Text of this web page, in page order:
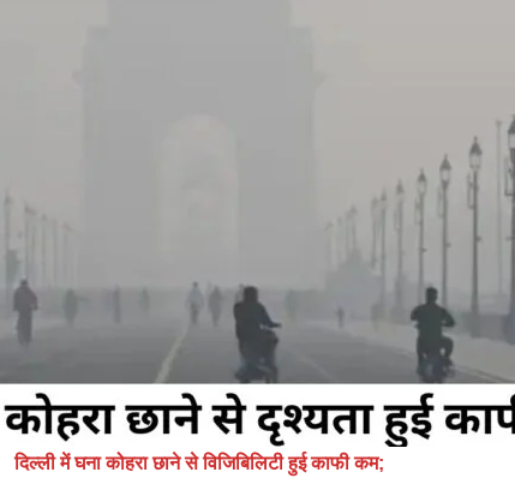
दिल्ली में घना कोहरा छाने से विजिबिलिटी हुई काफी कम;